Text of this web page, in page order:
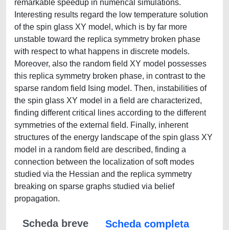
remarkable speedup in numerical simulations.
Interesting results regard the low temperature solution
of the spin glass XY model, which is by far more
unstable toward the replica symmetry broken phase
with respect to what happens in discrete models.
Moreover, also the random field XY model possesses
this replica symmetry broken phase, in contrast to the
sparse random field Ising model. Then, instabilities of
the spin glass XY model in a field are characterized,
finding different critical lines according to the different
symmetries of the external field. Finally, inherent
structures of the energy landscape of the spin glass XY
model in a random field are described, finding a
connection between the localization of soft modes
studied via the Hessian and the replica symmetry
breaking on sparse graphs studied via belief
propagation.
Scheda breve
Scheda completa